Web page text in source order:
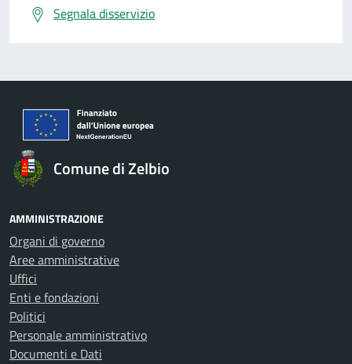
Segnala disservizio
Comune di Zelbio
AMMINISTRAZIONE
Organi di governo
Aree amministrative
Uffici
Enti e fondazioni
Politici
Personale amministrativo
Documenti e Dati